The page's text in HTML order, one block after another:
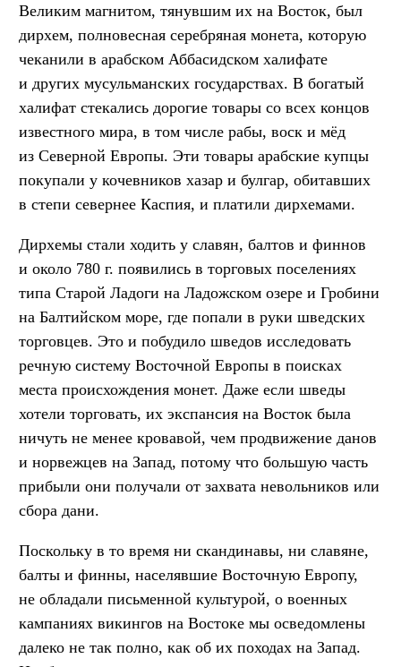
Великим магнитом, тянувшим их на Восток, был
дирхем, полновесная серебряная монета, которую
чеканили в арабском Аббасидском халифате
и других мусульманских государствах. В богатый
халифат стекались дорогие товары со всех концов
известного мира, в том числе рабы, воск и мёд
из Северной Европы. Эти товары арабские купцы
покупали у кочевников хазар и булгар, обитавших
в степи севернее Каспия, и платили дирхемами.
Дирхемы стали ходить у славян, балтов и финнов
и около 780 г. появились в торговых поселениях
типа Старой Ладоги на Ладожском озере и Гробини
на Балтийском море, где попали в руки шведских
торговцев. Это и побудило шведов исследовать
речную систему Восточной Европы в поисках
места происхождения монет. Даже если шведы
хотели торговать, их экспансия на Восток была
ничуть не менее кровавой, чем продвижение данов
и норвежцев на Запад, потому что большую часть
прибыли они получали от захвата невольников или
сбора дани.
Поскольку в то время ни скандинавы, ни славяне,
балты и финны, населявшие Восточную Европу,
не обладали письменной культурой, о военных
кампаниях викингов на Востоке мы осведомлены
далеко не так полно, как об их походах на Запад.